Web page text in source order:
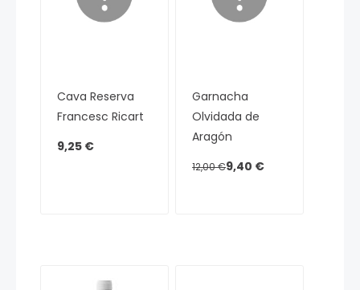
Cava Reserva
Francesc Ricart
9,25 €
Garnacha
Olvidada de
Aragón
12,00 €9,40 €